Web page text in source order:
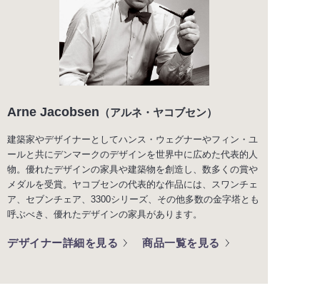
Arne Jacobsen （アルネ・ヤコブセン）
建築家やデザイナーとしてハンス・ウェグナーやフィン・ユ
ールと共にデンマークのデザインを世界中に広めた代表的人
物。優れたデザインの家具や建築物を創造し、数多くの賞や
メダルを受賞。ヤコブセンの代表的な作品には、スワンチェ
ア、セブンチェア、3300シリーズ、その他多数の金字塔とも
呼ぶべき、優れたデザインの家具があります。
デザイナー詳細を見る 商品一覧を見る